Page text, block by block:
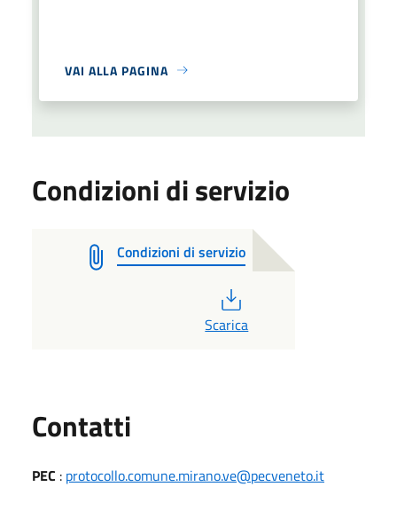
VAI ALLA PAGINA
Condizioni di servizio
Condizioni di servizio
Scarica
Contatti
PEC : protocollo.comune.mirano.ve@pecveneto.it